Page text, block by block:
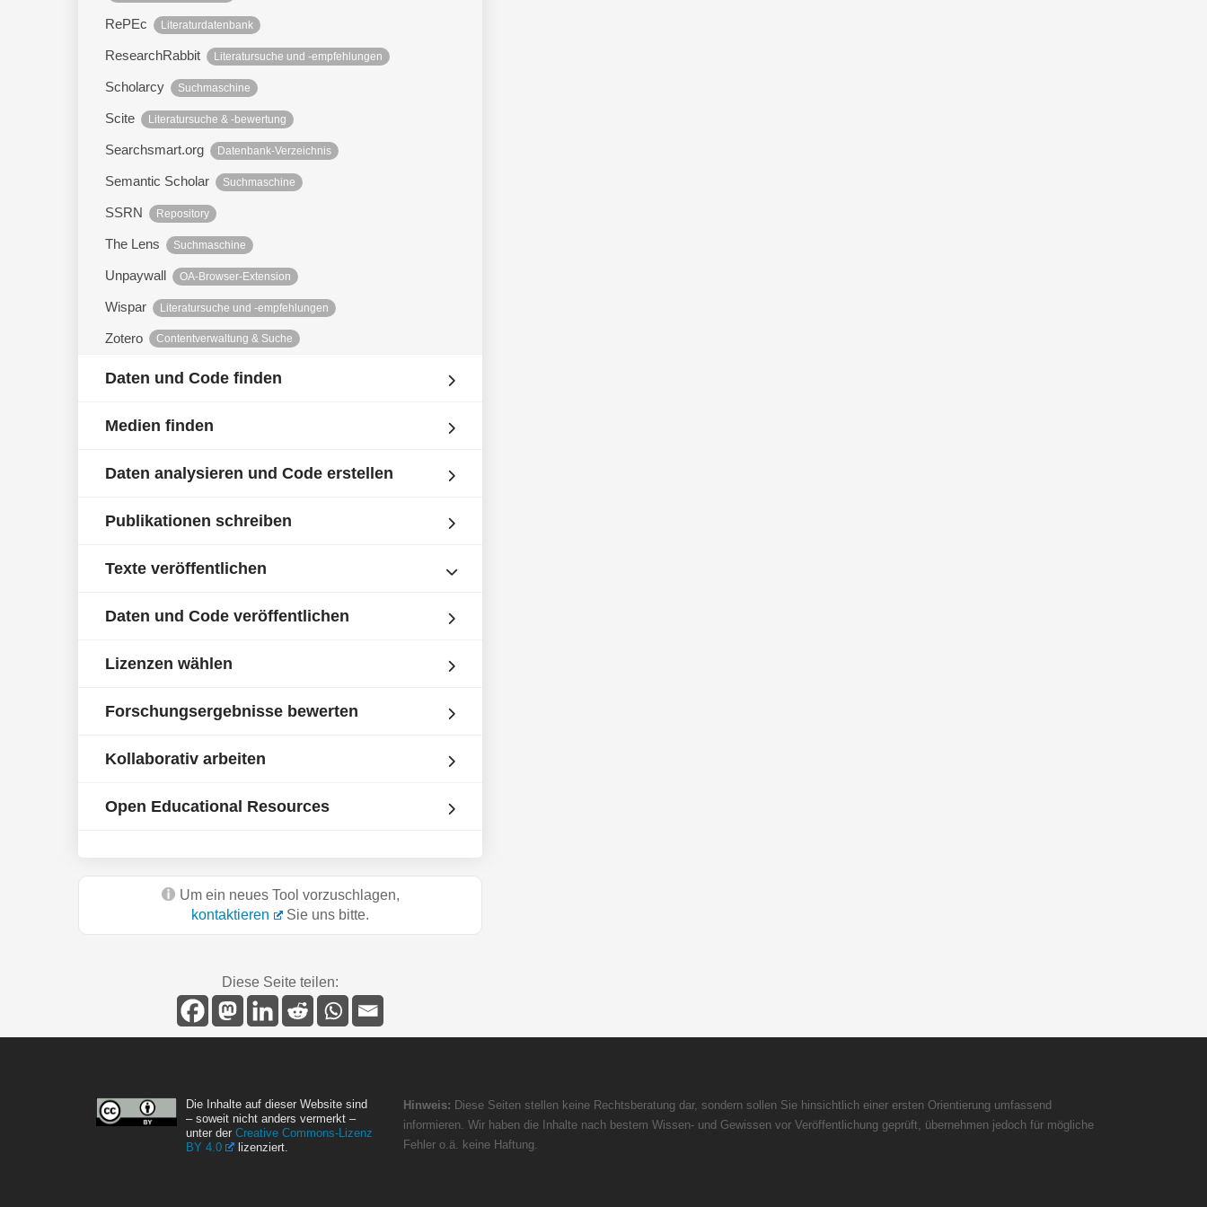
RePEc Literaturdatenbank
ResearchRabbit Literatursuche und -empfehlungen
Scholarcy Suchmaschine
Scite Literatursuche & -bewertung
Searchsmart.org Datenbank-Verzeichnis
Semantic Scholar Suchmaschine
SSRN Repository
The Lens Suchmaschine
Unpaywall OA-Browser-Extension
Wispar Literatursuche und -empfehlungen
Zotero Contentverwaltung & Suche
Daten und Code finden
Medien finden
Daten analysieren und Code erstellen
Publikationen schreiben
Texte veröffentlichen
Daten und Code veröffentlichen
Lizenzen wählen
Forschungsergebnisse bewerten
Kollaborativ arbeiten
Open Educational Resources
Um ein neues Tool vorzuschlagen,
kontaktieren
Sie uns bitte.
Diese Seite teilen:
Die Inhalte auf dieser Website sind
– soweit nicht anders vermerkt –
unter der Creative Commons-Lizenz
BY 4.0
lizenziert.
Hinweis: Diese Seiten stellen keine Rechtsberatung dar, sondern sollen Sie hinsichtlich einer ersten Orientierung umfassend
informieren. Wir haben die Inhalte nach bestem Wissen- und Gewissen vor Veröffentlichung geprüft, übernehmen jedoch für mögliche
Fehler o.ä. keine Haftung.